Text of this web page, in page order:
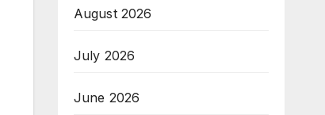
August 2026
July 2026
June 2026